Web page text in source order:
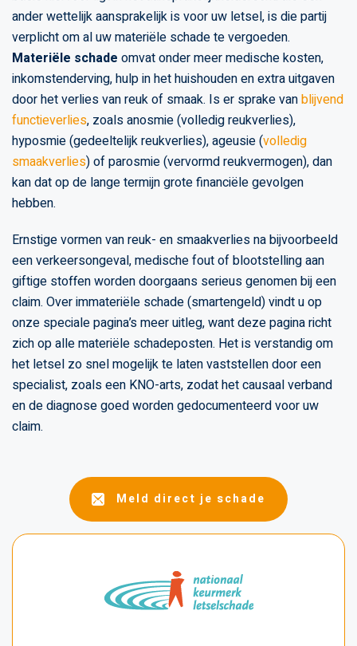
ander wettelijk aansprakelijk is voor uw letsel, is die partij
verplicht om al uw materiële schade te vergoeden.
Materiële schade omvat onder meer medische kosten,
inkomstenderving, hulp in het huishouden en extra uitgaven
door het verlies van reuk of smaak. Is er sprake vanblijvend
functieverlies, zoals anosmie (volledig reukverlies),
hyposmie (gedeeltelijk reukverlies), ageusie (volledig
smaakverlies) of parosmie (vervormd reukvermogen), dan
kan dat op de lange termijn grote financiële gevolgen
hebben.
Ernstige vormen van reuk- en smaakverlies na bijvoorbeeld
een verkeersongeval, medische fout of blootstelling aan
giftige stoffen worden doorgaans serieus genomen bij een
claim. Over immateriële schade (smartengeld) vindt u op
onze speciale pagina’s meer uitleg, want deze pagina richt
zich op alle materiële schadeposten. Het is verstandig om
het letsel zo snel mogelijk te laten vaststellen door een
specialist, zoals een KNO-arts, zodat het causaal verband
en de diagnose goed worden gedocumenteerd voor uw
claim.
Meld direct je schade